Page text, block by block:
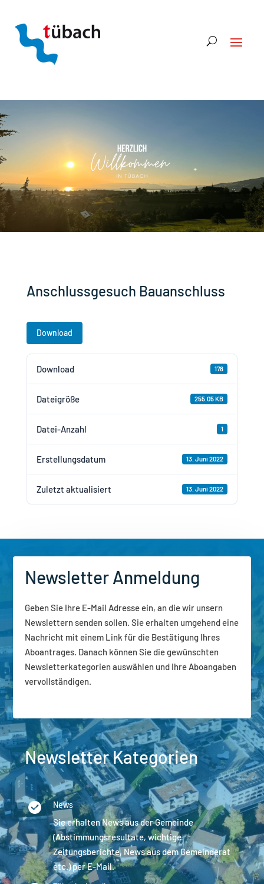
Anschlussgesuch Bauanschluss
Download
Download 178
Dateigröße 255.05 KB
Datei-Anzahl 1
Erstellungsdatum 13. Juni 2022
Zuletzt aktualisiert 13. Juni 2022
Newsletter Anmeldung
Geben Sie Ihre E-Mail Adresse ein, an die wir unsern
Newslettern senden sollen. Sie erhalten umgehend eine
Nachricht mit einem Link für die Bestätigung Ihres
Aboantrages. Danach können Sie die gewünschten
Newsletterkategorien auswählen und Ihre Aboangaben
vervollständigen.
Newsletter Kategorien
News
Sie erhalten News aus der Gemeinde
(Abstimmungsresultate, wichtige
Zeitungsberichte, News aus dem Gemeinderat
etc.) per E-Mail.